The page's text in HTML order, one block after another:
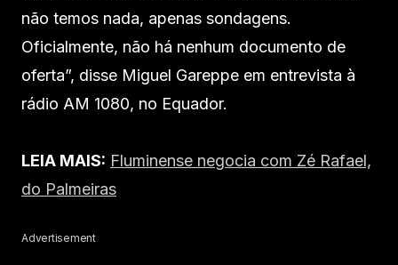
não temos nada, apenas sondagens.
Oficialmente, não há nenhum documento de
oferta”, disse Miguel Gareppe em entrevista à
rádio AM 1080, no Equador.
LEIA MAIS: Fluminense negocia com Zé Rafael,
do Palmeiras
Advertisement